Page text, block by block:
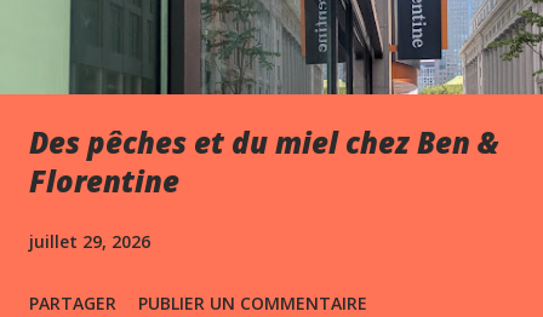
Des pêches et du miel chez Ben &
Florentine
juillet 29, 2026
PARTAGER PUBLIER UN COMMENTAIRE